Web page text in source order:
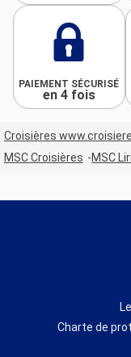
PAIEMENT SÉCURISÉ
en 4 fois
Croisières
MSC Croisières
MSC
Charte de